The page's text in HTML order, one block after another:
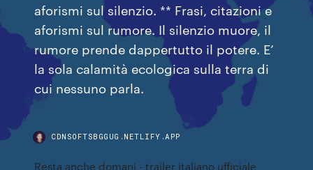
aforismi sul silenzio. ** Frasi, citazioni e
aforismi sul rumore. Il silenzio muore, il
rumore prende dappertutto il potere. E’
la sola calamità ecologica sulla terra di
cui nessuno parla.
CDNSOFTSBGGUG.NETLIFY.APP
Resta anche domani - trailer italiano ufficiale